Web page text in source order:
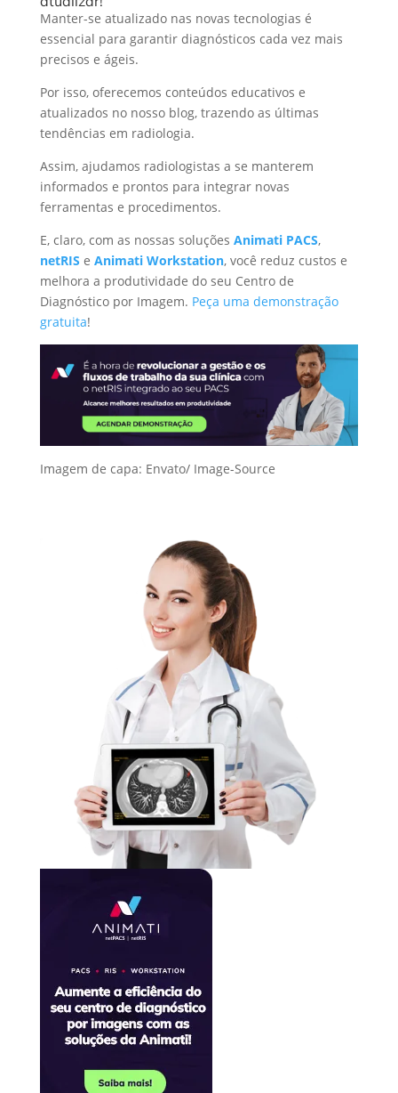
Manter-se atualizado nas novas tecnologias é
essencial para garantir diagnósticos cada vez mais
precisos e ágeis.
Por isso, oferecemos conteúdos educativos e
atualizados no nosso blog, trazendo as últimas
tendências em radiologia.
Assim, ajudamos radiologistas a se manterem
informados e prontos para integrar novas
ferramentas e procedimentos.
E, claro, com as nossas soluções Animati PACS,
netRIS e Animati Workstation, você reduz custos e
melhora a produtividade do seu Centro de
Diagnóstico por Imagem. Peça uma demonstração
gratuita!
Imagem de capa: Envato/Image-Source